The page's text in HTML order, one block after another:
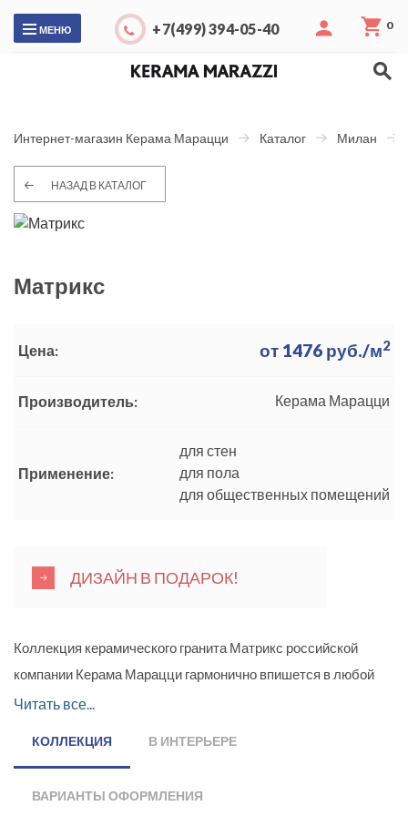
МЕНЮ +7(499) 394-05-40 0
Интернет-магазин Керама Марацци Каталог Милан
НАЗАД В КАТАЛОГ
Матрикс
Цена: от 1476 руб./м2
Производитель: Керама Марацци
Применение:
для стен
для пола
для общественных помещений
ДИЗАЙН В ПОДАРОК!
Коллекция керамического гранита Матрикс российской
компании Керама Марацци гармонично впишется в любой
интерьер, украшая своим эффектным видом комнаты.
лестниц. Поверхность материала матовая, стилизованная
полотно форматом 29,8 x 39,8 см, состоящая из двенадцати
Читать все...
КОЛЛЕКЦИЯ В ИНТЕРЬЕРЕ
ВАРИАНТЫ ОФОРМЛЕНИЯ